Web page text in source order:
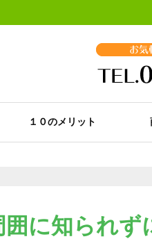
１０のメリット
囲に知られず